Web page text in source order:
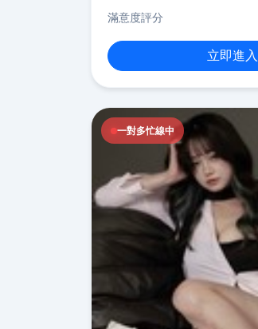
滿意度評分
立即進入
一對多忙線中